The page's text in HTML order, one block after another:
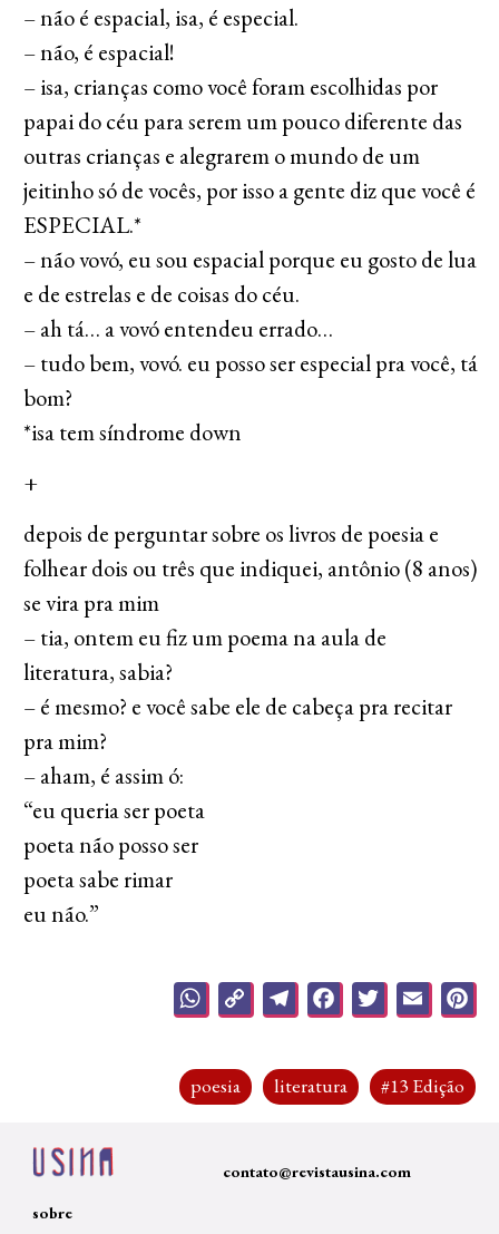
– não é espacial, isa, é especial.
– não, é espacial!
– isa, crianças como você foram escolhidas por
papai do céu para serem um pouco diferente das
outras crianças e alegrarem o mundo de um
jeitinho só de vocês, por isso a gente diz que você é
ESPECIAL.*
– não vovó, eu sou espacial porque eu gosto de lua
e de estrelas e de coisas do céu.
– ah tá… a vovó entendeu errado…
– tudo bem, vovó. eu posso ser especial pra você, tá
bom?
*isa tem síndrome down
+
depois de perguntar sobre os livros de poesia e
folhear dois ou três que indiquei, antônio (8 anos)
se vira pra mim
– tia, ontem eu fiz um poema na aula de
literatura, sabia?
– é mesmo? e você sabe ele de cabeça pra recitar
pra mim?
– aham, é assim ó:
“eu queria ser poeta
poeta não posso ser
poeta sabe rimar
eu não.”
WhatsApp
CopyTelegram
Facebook
Twitter
poesia literatura #13 Edição
sobre
contato@revistausina.com